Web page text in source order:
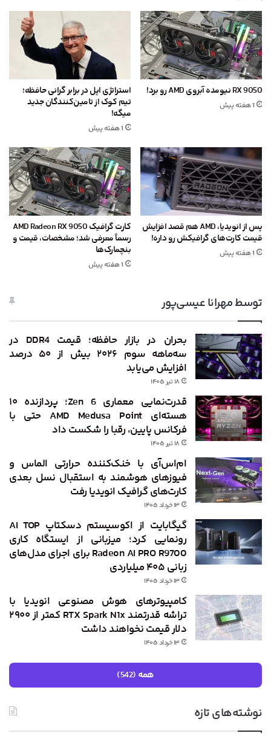
RX 9050 نیومده آبروی AMD رو برد!
1 هفته پیش
استراتژی اپل در برابر گرانی حافظه؛
تیم کوک از تامین‌کنندگان جدید
میگه!
1 هفته پیش
پس از انویدیا، AMD هم قصد افزایش
قیمت کارت‌های گرافیکش رو داره!
1 هفته پیش
کارت گرافیک AMD Radeon RX 9050
رسماً معرفی شد؛ مشخصات، قیمت و
بنچمارک‌ها
1 هفته پیش
توسط مهرانا عیسی‌پور
بحران در بازار حافظه؛ قیمت DDR4 در
سه‌ماهه سوم ۲۰۲۶ بیش از ۵۰ درصد
افزایش می‌یابد
۱۸ تیر ۱۴۰۵
قدرت‌نمایی معماری Zen 6؛ پردازنده ۱۰
هسته‌ای AMD Medusa Point حتی با
فرکانس پایین، رقبا را شکست داد
۱۸ تیر ۱۴۰۵
ام‌اس‌آی با خنک‌کننده حرارتی الماس و
فیوزهای هوشمند به استقبال نسل بعدی
کارت‌های گرافیک انویدیا رفت
۱۳ خرداد ۱۴۰۵
گیگابایت از اکوسیستم دسکتاپ AI TOP
رونمایی کرد؛ میزبانی از ایستگاه کاری
Radeon AI PRO R9700 برای اجرای مدل‌های
زبانی ۴۰۵ میلیاردی
۱۳ خرداد ۱۴۰۵
کامپیوترهای هوش مصنوعی انویدیا با
تراشه قدرتمند RTX Spark N1x کمتر از ۲۹۰۰
دلار قیمت نخواهند داشت
۱۳ خرداد ۱۴۰۵
همه (542)
نوشته‌های تازه